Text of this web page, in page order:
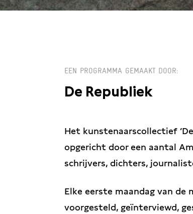
MA 2
EEN PROGRAMMA GEMAAKT DOOR
De Republiek
Het kunstenaarscollectief
opgericht door een aantal
schrijvers, dichters,
Elke eerste maandag van de
voorgesteld, geïnterviewd,